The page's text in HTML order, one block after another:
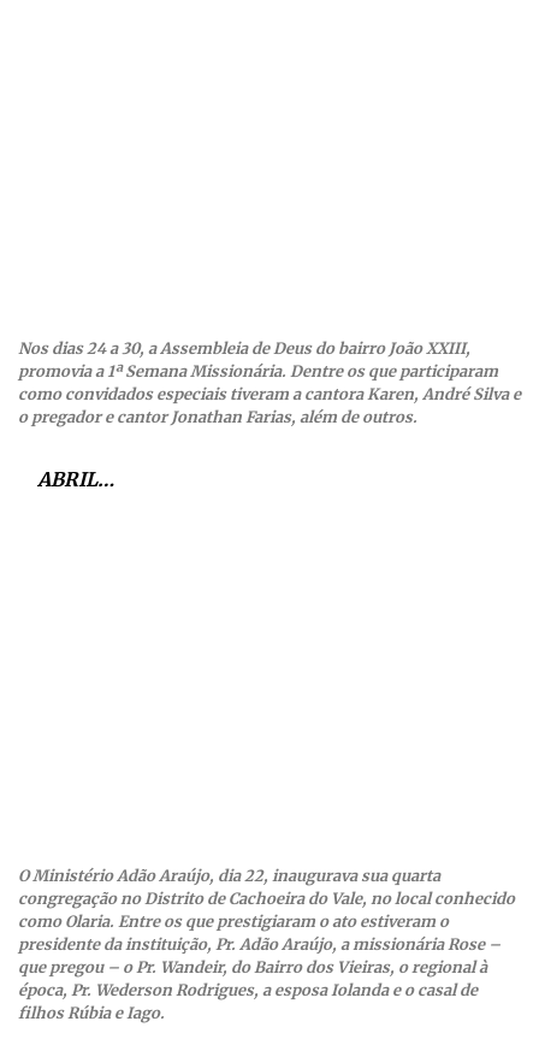
Nos dias 24 a 30, a Assembleia de Deus do bairro João XXIII,
promovia a 1ª Semana Missionária. Dentre os que participaram
como convidados especiais tiveram a cantora Karen, André Silva e
o pregador e cantor Jonathan Farias, além de outros.
ABRIL…
O Ministério Adão Araújo, dia 22, inaugurava sua quarta
congregação no Distrito de Cachoeira do Vale, no local conhecido
como Olaria. Entre os que prestigiaram o ato estiveram o
presidente da instituição, Pr. Adão Araújo, a missionária Rose –
que pregou – o Pr. Wandeir, do Bairro dos Vieiras, o regional à
época, Pr. Wederson Rodrigues, a esposa Iolanda e o casal de
filhos Rúbia e Iago.